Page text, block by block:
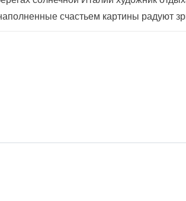
счастьем картины радуют